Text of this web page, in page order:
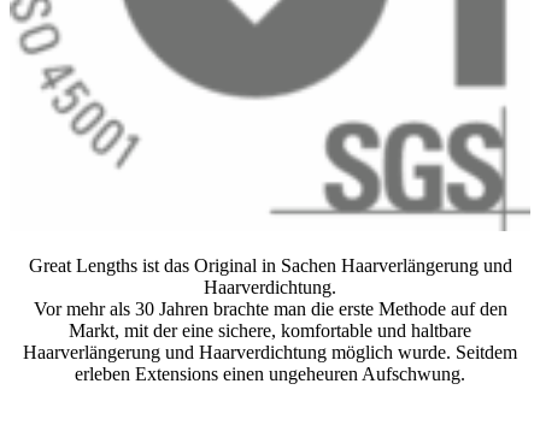
Great Lengths ist das Original in Sachen Haarverlängerung und
Haarverdichtung.
Vor mehr als 30 Jahren brachte man die erste Methode auf den
Markt, mit der eine sichere, komfortable und haltbare
Haarverlängerung und Haarverdichtung möglich wurde. Seitdem
erleben Extensions einen ungeheuren Aufschwung.